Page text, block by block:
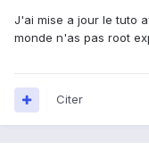
J'ai mise a jour le tuto
monde n'as pas root
Citer